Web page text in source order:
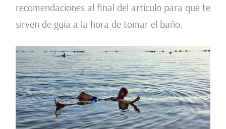
recomendaciones al final del artículo para que te
sirven de guía a la hora de tomar el baño.